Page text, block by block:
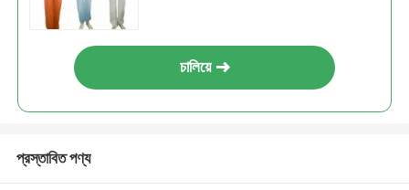
চালিয়ে
প্রস্তাবিত পণ্য